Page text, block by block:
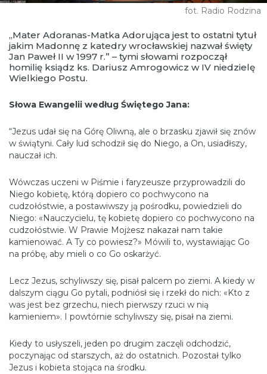
fot. Radio Rodzina
„Mater Adoranas-Matka Adorująca jest to ostatni tytuł
jakim Madonnę z katedry wrocławskiej nazwał święty
Jan Paweł II w 1997 r.” – tymi słowami rozpoczął
homilię ksiądz ks. Dariusz Amrogowicz w IV niedzielę
Wielkiego Postu.
Słowa Ewangelii według Świętego Jana:
“Jezus udał się na Górę Oliwną, ale o brzasku zjawił się znów
w świątyni. Cały lud schodził się do Niego, a On, usiadłszy,
nauczał ich.
Wówczas uczeni w Piśmie i faryzeusze przyprowadzili do
Niego kobietę, którą dopiero co pochwycono na
cudzołóstwie, a postawiwszy ją pośrodku, powiedzieli do
Niego: «Nauczycielu, tę kobietę dopiero co pochwycono na
cudzołóstwie. W Prawie Mojżesz nakazał nam takie
kamienować. A Ty co powiesz?» Mówili to, wystawiając Go
na próbę, aby mieli o co Go oskarżyć.
Lecz Jezus, schyliwszy się, pisał palcem po ziemi. A kiedy w
dalszym ciągu Go pytali, podniósł się i rzekł do nich: «Kto z
was jest bez grzechu, niech pierwszy rzuci w nią
kamieniem». I powtórnie schyliwszy się, pisał na ziemi.
Kiedy to usłyszeli, jeden po drugim zaczęli odchodzić,
poczynając od starszych, aż do ostatnich. Pozostał tylko
Jezus i kobieta stojąca na środku.